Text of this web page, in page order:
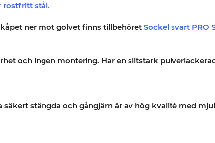
rostfritt stål.
ner mot golvet finns tillbehöret Sockel svart PRO
och ingen montering. Har en slitstark
säkert stängda och gångjärn är av hög kvalité med